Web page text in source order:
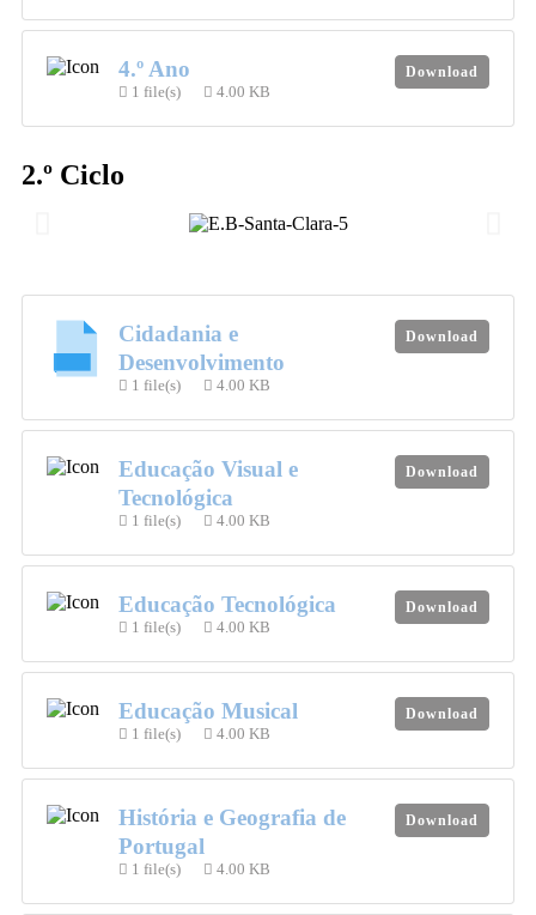
4.º Ano
1 file(s) 4.00 KB
Download
2.º Ciclo
Cidadania e
Desenvolvimento
1 file(s) 4.00 KB
Download
Educação Visual e
Tecnológica
1 file(s) 4.00 KB
Download
Educação Tecnológica
1 file(s) 4.00 KB
Download
Educação Musical
1 file(s) 4.00 KB
Download
História e Geografia de
Portugal
1 file(s) 4.00 KB
Download